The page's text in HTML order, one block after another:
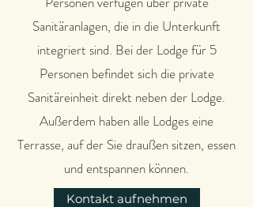
Sanitäranlagen, die in die Unterkunft
integriert sind. Bei der Lodge für 5
Personen befindet sich die private
Sanitäreinheit direkt neben der Lodge.
Außerdem haben alle Lodges eine
Terrasse, auf der Sie draußen sitzen, essen
und entspannen können.
Kontakt aufnehmen